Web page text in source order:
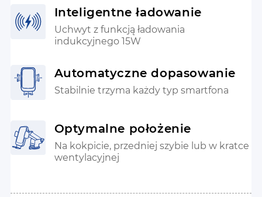
Inteligentne ładowanie
Uchwyt z funkcją ładowania
indukcyjnego 15W
Automatyczne dopasowanie
Stabilnie trzyma każdy typ smartfona
Optymalne położenie
Na kokpicie, przedniej szybie lub w kratce
wentylacyjnej